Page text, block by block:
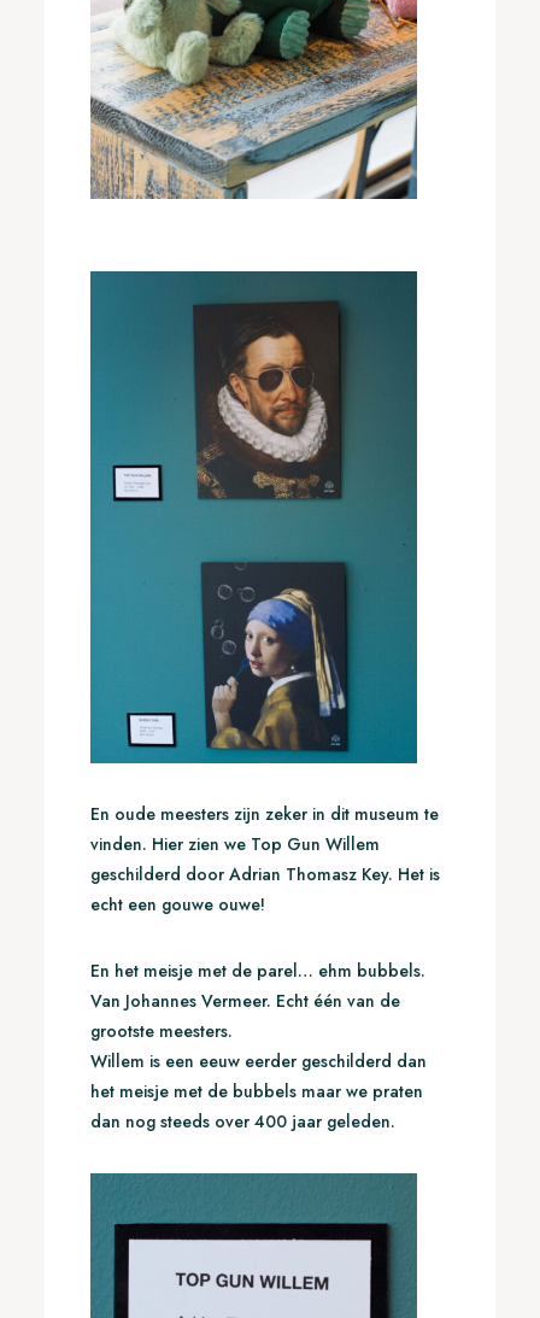
En oude meesters zijn zeker in dit museum te
vinden. Hier zien we Top Gun Willem
geschilderd door Adrian Thomasz Key. Het is
echt een gouwe ouwe!
En het meisje met de parel… ehm bubbels.
Van Johannes Vermeer. Echt één van de
grootste meesters.
Willem is een eeuw eerder geschilderd dan
het meisje met de bubbels maar we praten
dan nog steeds over 400 jaar geleden.